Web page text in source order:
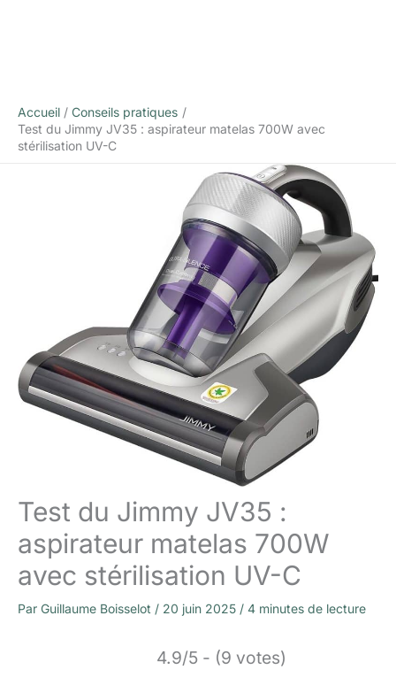
Accueil
Conseils pratiques
Test du Jimmy JV35 : aspirateur matelas 700W avec
stérilisation UV-C
Test du Jimmy JV35 :
aspirateur matelas 700W
avec stérilisation UV-C
Par Guillaume Boisselot / 20 juin 2025 / 4 minutes de lecture
4.9/5 - (9 votes)